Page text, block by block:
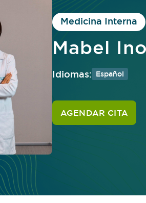
Medicina Interna
Mabel
Idiomas: Español
AGENDAR CITA